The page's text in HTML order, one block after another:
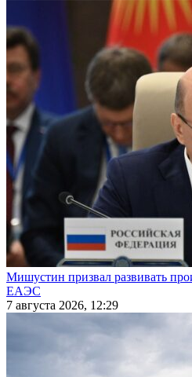
Мишустин призвал развивать
ЕАЭС
7 августа 2026, 12:29